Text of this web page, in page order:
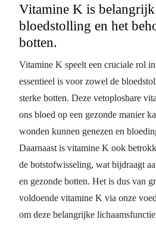
Vitamine K is
bloedstolling en het
botten.
Vitamine K speelt een cruciale rol
essentieel is voor zowel de
sterke botten. Deze vetoplosbare
ons bloed op een gezonde manier
wonden kunnen genezen en
Daarnaast is vitamine K ook
de botstofwisseling, wat bijdraagt
en gezonde botten. Het is dus van
voldoende vitamine K via onze
om deze belangrijke